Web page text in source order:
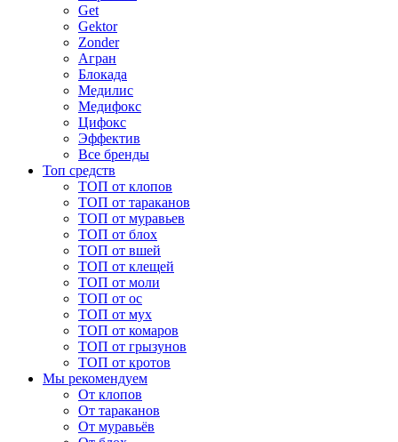
Get
Gektor
Zonder
Агран
Блокада
Медилис
Медифокс
Цифокс
Эффектив
Все бренды
Топ средств
ТОП от клопов
ТОП от тараканов
ТОП от муравьев
ТОП от блох
ТОП от вшей
ТОП от клещей
ТОП от моли
ТОП от ос
ТОП от мух
ТОП от комаров
ТОП от грызунов
ТОП от кротов
Мы рекомендуем
От клопов
От тараканов
От муравьёв